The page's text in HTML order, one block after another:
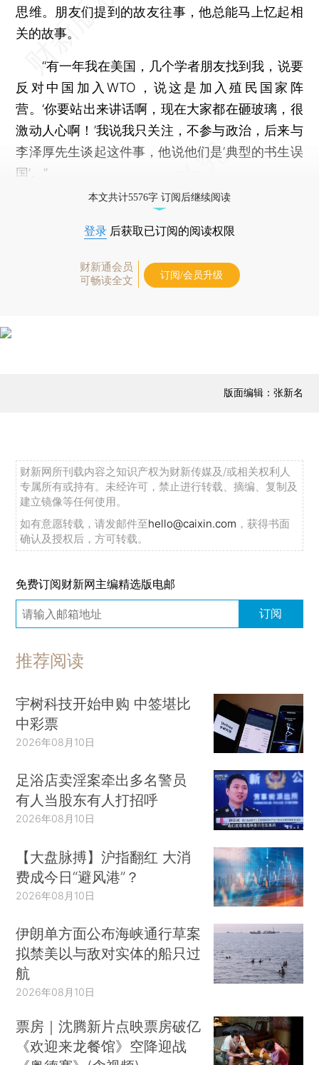
思维。朋友们提到的故友往事，他总能马上忆起相
关的故事。
“有一年我在美国，几个学者朋友找到我，说要
反对中国加入WTO，说这是加入殖民国家阵
营。‘你要站出来讲话啊，现在大家都在砸玻璃，很
激动人心啊！’我说我只关注，不参与政治，后来与
李泽厚先生谈起这件事，他说他们是‘典型的书生误
国’。”
本文共计5576字 订阅后继续阅读
登录 后获取已订阅的阅读权限
财新通会员
可畅读全文
订阅/会员升级
版面编辑：张新名
财新网所刊载内容之知识产权为财新传媒及/或相关权利人
专属所有或持有。未经许可，禁止进行转载、摘编、复制及
建立镜像等任何使用。
如有意愿转载，请发邮件至hello@caixin.com ，获得书面
确认及授权后，方可转载。
免费订阅财新网主编精选版电邮
订阅
推荐阅读
宇树科技开始申购 中签堪比
中彩票
2026年08月10日
足浴店卖淫案牵出多名警员
有人当股东有人打招呼
2026年08月10日
【大盘脉搏】沪指翻红 大消
费成今日“避风港”？
2026年08月10日
伊朗单方面公布海峡通行草案
拟禁美以与敌对实体的船只过
航
2026年08月10日
票房｜沈腾新片点映票房破亿
《欢迎来龙餐馆》空降迎战